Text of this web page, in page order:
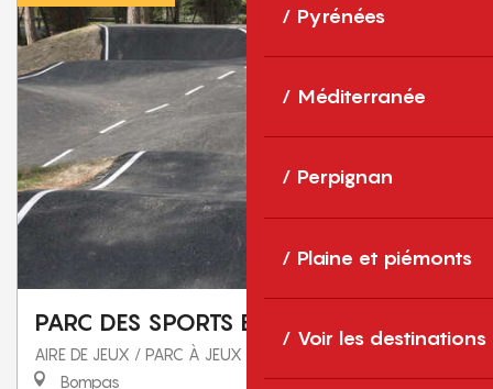
Pyrénées
Méditerranée
Perpignan
Plaine et piémonts
Voir les destinations
PARC DES SPORTS ET DES LOISIRS
AIRE DE JEUX / PARC À JEUX
Bompas